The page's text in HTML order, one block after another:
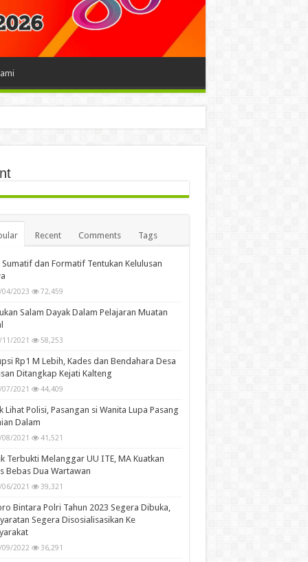
Recent Comments Tags
Sumatif dan Formatif Tentukan Kelulusan
04/2023 72,459
Salam Dayak Dalam Pelajaran Muatan
11/2021 58,253
Rp1 M Lebih, Kades dan Bendahara Desa
Ditangkap Kejati Kalteng
07/2021 44,409
Lihat Polisi, Pasangan si Wanita Lupa Pasang
Dalam
08/2021 41,521
Terbukti Melanggar UU ITE, MA Kuatkan
Bebas Dua Wartawan
06/2021 39,321
Bintara Polri Tahun 2023 Segera Dibuka,
Segera Disosialisasikan Ke
09/2022 36,291